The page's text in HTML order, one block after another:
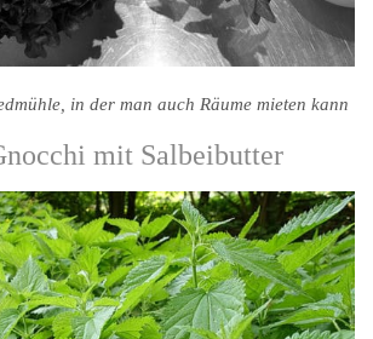
in der man auch Räume mieten kann
mit Salbeibutter